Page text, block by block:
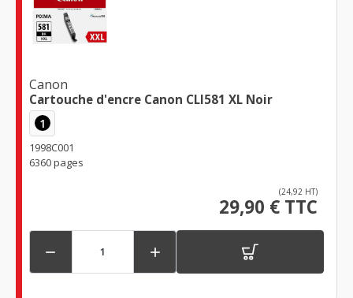
Canon
Cartouche d'encre Canon CLI581 XL Noir
1
1998C001
6360 pages
(24,92 HT)
29,90 € TTC
 